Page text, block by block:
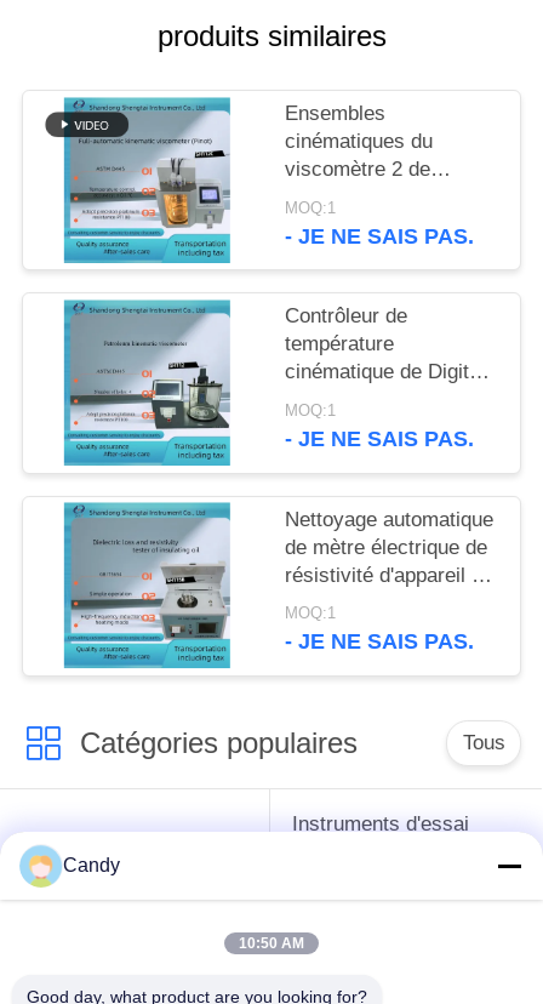
produits similaires
Ensembles
cinématiques du
viscomètre 2 de
sommet entièrement
automatique du D445
MOQ:1
- JE NE SAIS PAS.
Contrôleur de
température
cinématique de Digital
de précision de
viscomètre de pétrole
MOQ:1
- JE NE SAIS PAS.
Nettoyage automatique
de mètre électrique de
résistivité d'appareil de
contrôle d'huile isolante
de transformateur
MOQ:1
- JE NE SAIS PAS.
Catégories populaires Tous
instruments de essai
de pétrole
Instruments d'essai
graisse
Équipement d'essai
Candy
10:50 AM
Good day, what product are you looking for?